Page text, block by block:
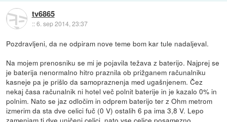
tv6865
::6. sep 2014, 23:37
Pozdravljeni, da ne odpiram nove teme bom kar tule nadaljeval.
Na mojem prenosniku se mi je pojavila težava z baterijo. Najprej se
je baterija nenormalno hitro praznila ob prižganem računalniku
kasneje pa je prišlo da samopraznenja med ugašnjenem. Čez
nekaj časa računalnik ni hotel več polnit baterije in je kazalo 0% in
polnim. Nato se jaz odločim in odprem baterijo ter z Ohm metrom
izmerim da sta dve celici fuč (0 V) ostalih 6 pa ima 3,8 V. Lepo